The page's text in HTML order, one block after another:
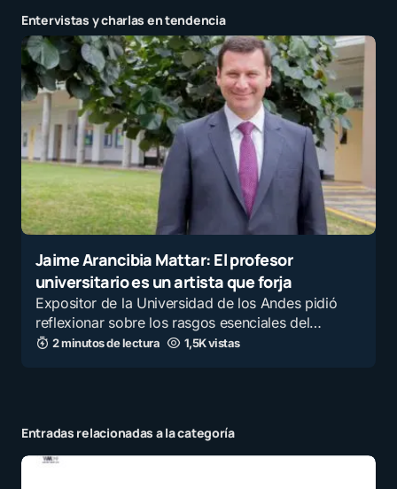
E-mail*
Guarda mi nombre y correo electrónico en este
navegador para la próxima vez que comente.
Recibir un correo electrónico con los siguientes
comentarios a esta entrada.
Recibir un correo electrónico con cada nueva
entrada.
Entervistas y charlas en tendencia
Jaime Arancibia Mattar: El profesor
universitario es un artista que forja
Expositor de la Universidad de los Andes pidió
reflexionar sobre los rasgos esenciales del…
2 minutos de lectura 1,5K vistas
Entradas relacionadas a la categoría